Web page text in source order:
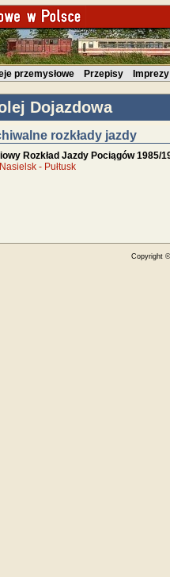
przemysłowe Przepisy Imprezy
Dojazdowa
rozkłady jazdy
Rozkład Jazdy Pociągów 1985/
- Pułtusk
Copyright